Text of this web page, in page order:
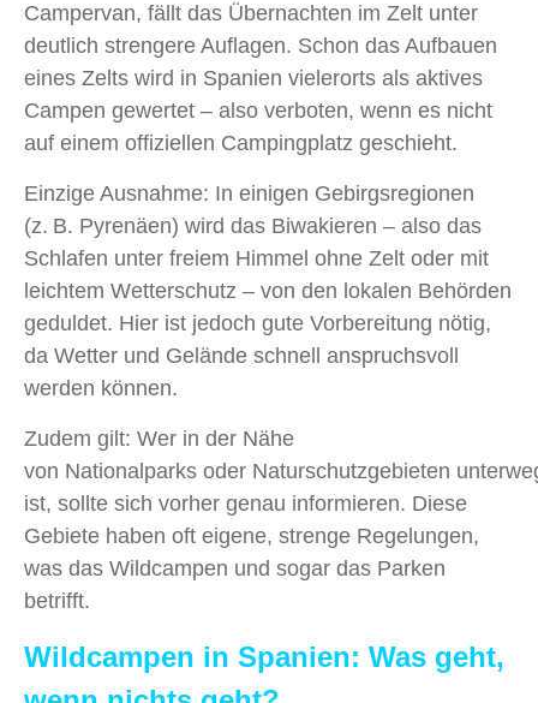
Campervan, fällt das Übernachten im Zelt unter
deutlich strengere Auflagen. Schon das Aufbauen
eines Zelts wird in Spanien vielerorts als aktives
Campen gewertet – also verboten, wenn es nicht
auf einem offiziellen Campingplatz geschieht.
Einzige Ausnahme: In einigen Gebirgsregionen
(z. B. Pyrenäen) wird das Biwakieren – also das
Schlafen unter freiem Himmel ohne Zelt oder mit
leichtem Wetterschutz – von den lokalen Behörden
geduldet. Hier ist jedoch gute Vorbereitung nötig,
da Wetter und Gelände schnell anspruchsvoll
werden können.
Zudem gilt: Wer in der Nähe
von Nationalparks oder Naturschutzgebieten
ist, sollte sich vorher genau informieren. Diese
Gebiete haben oft eigene, strenge Regelungen,
was das Wildcampen und sogar das Parken
betrifft.
Wildcampen in Spanien: Was geht,